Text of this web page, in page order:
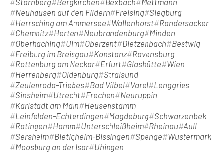
Starnberg Bergkirchen Bexbach
Mettmann
Neuhausen auf den Fildern
Freising Siegburg
Herrsching am Ammersee
Wallenhorst Randersacker
Chemnitz Herten Neubrandenburg Minden
Oberhaching Ulm Oberzent Dietzenbach
Bestwig
Freiburg im Breisgau
Konstanz Ravensburg
Rottenburg am Neckar Erfurt Glashütte
Wien
Herrenberg Oldenburg Stralsund
Zeulenroda-Triebes Bad Vilbel Varel Lenggries
Sinsheim Utrecht Frechen
Neuruppin
Karlstadt am Main
Heusenstamm
Leinfelden-Echterdingen
Magdeburg Schwarzenbek
Ratingen
Hamm Unterschleißheim Rheinau Aull
Sersheim Bietigheim-Bissingen Spenge
Wustermark
Moosburg an der Isar Uhingen